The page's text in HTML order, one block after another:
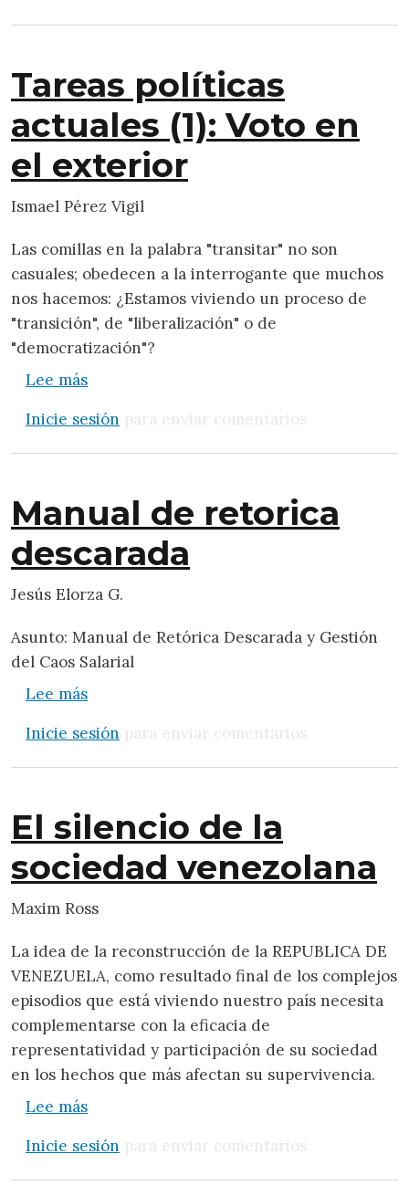
Tareas políticas
actuales (1): Voto en
el exterior
Ismael Pérez Vigil
Las comillas en la palabra "transitar" no son
casuales; obedecen a la interrogante que muchos
nos hacemos: ¿Estamos viviendo un proceso de
"transición", de "liberalización" o de
"democratización"?
Lee mássobre Tareas políticas actuales (1): Voto
Inicie sesión para enviar comentarios
Manual de retorica
descarada
Jesús Elorza G.
Asunto: Manual de Retórica Descarada y Gestión
del Caos Salarial
Lee mássobre Manual de retorica descarada
Inicie sesión para enviar comentarios
El silencio de la
sociedad venezolana
Maxim Ross
La idea de la reconstrucción de la REPUBLICA DE
VENEZUELA, como resultado final de los complejos
episodios que está viviendo nuestro país necesita
complementarse con la eficacia de
representatividad y participación de su sociedad
en los hechos que más afectan su supervivencia.
Lee mássobre El silencio de la sociedad
Inicie sesión para enviar comentarios